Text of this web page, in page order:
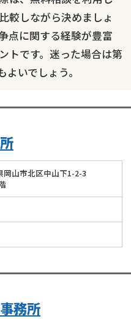
較しながら決めましょ
点に関する経験が豊富
トです。迷った場合は第
いでしょう。
岡山市北区中山下1-2-3
務所